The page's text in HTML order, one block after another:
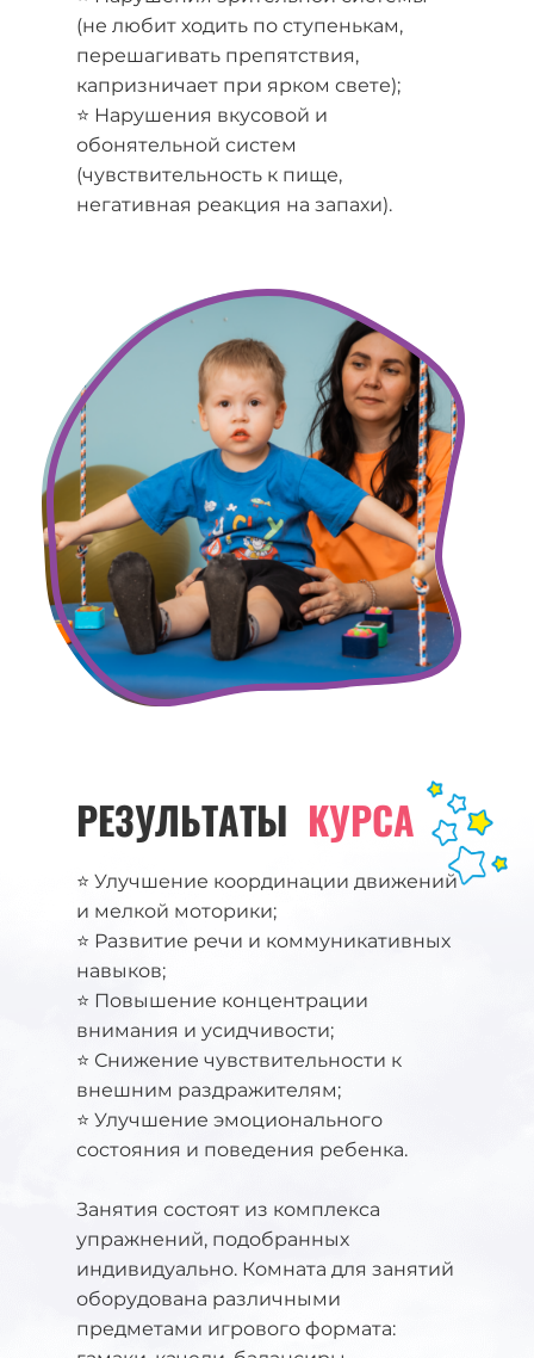
(не любит ходить по ступенькам,
перешагивать препятствия,
капризничает при ярком свете);
⭐ Нарушения вкусовой и
обонятельной систем
(чувствительность к пище,
негативная реакция на запахи).
⭐ Улучшение координации движений
и мелкой моторики;
⭐ Развитие речи и коммуникативных
навыков;
⭐ Повышение концентрации
внимания и усидчивости;
⭐ Снижение чувствительности к
внешним раздражителям;
⭐ Улучшение эмоционального
состояния и поведения ребенка.
Занятия состоят из комплекса
упражнений, подобранных
индивидуально. Комната для занятий
оборудована различными
предметами игрового формата:
РЕЗУЛЬТАТЫ КУРСА